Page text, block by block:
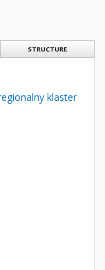
STRUCTURE
klaster